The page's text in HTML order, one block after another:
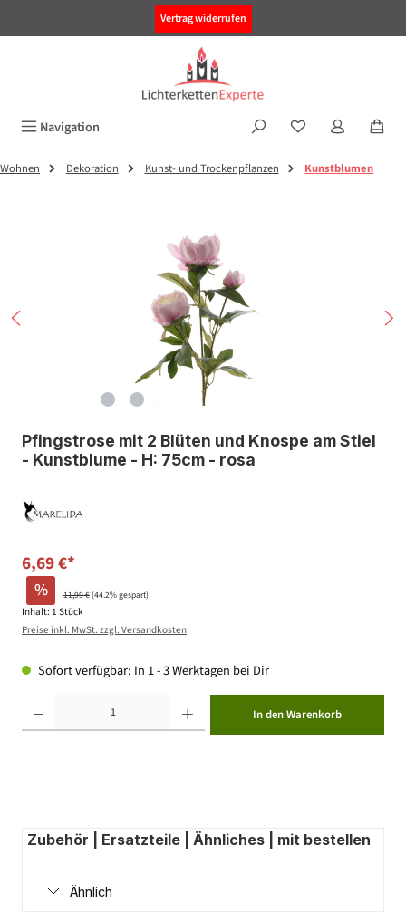
Vertrag widerrufen
Navigation
Wohnen Dekoration Kunst- und Trockenpflanzen Kunstblumen
Pfingstrose mit 2 Blüten und Knospe am Stiel
- Kunstblume - H: 75cm - rosa
6,69 €*
% 11,99 €(44.2% gespart)
Inhalt: 1 Stück
Preise inkl. MwSt. zzgl. Versandkosten
Sofort verfügbar: In 1 - 3 Werktagen bei Dir
In den Warenkorb
Zubehör | Ersatzteile | Ähnliches | mit bestellen
Ähnlich